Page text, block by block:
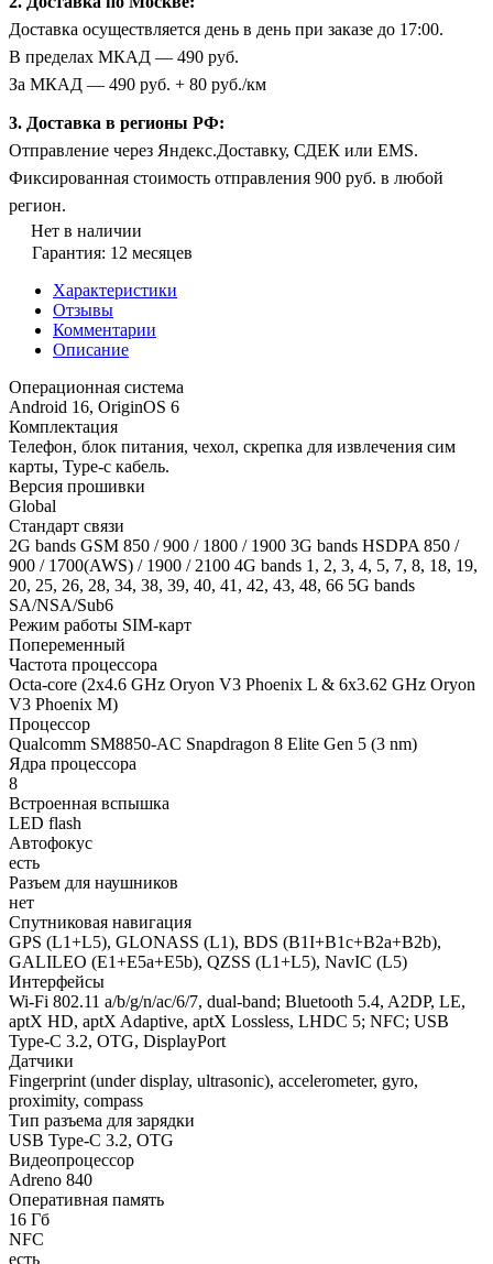
Доставка осуществляется день в день при заказе до 17:00.
В пределах МКАД — 490 руб.
За МКАД — 490 руб. + 80 руб./км
3. Доставка в регионы РФ:
Отправление через Яндекс.Доставку, СДЕК или EMS.
Фиксированная стоимость отправления 900 руб. в любой
регион.
Нет в наличии
Гарантия: 12 месяцев
Характеристики
Отзывы
Комментарии
Описание
Операционная система
Android 16, OriginOS 6
Комплектация
Телефон, блок питания, чехол, скрепка для извлечения сим
карты, Type-c кабель.
Версия прошивки
Global
Стандарт связи
2G bands GSM 850 / 900 / 1800 / 1900 3G bands HSDPA 850 /
900 / 1700(AWS) / 1900 / 2100 4G bands 1, 2, 3, 4, 5, 7, 8, 18, 19,
20, 25, 26, 28, 34, 38, 39, 40, 41, 42, 43, 48, 66 5G bands
SA/NSA/Sub6
Режим работы SIM-карт
Попеременный
Частота процессора
Octa-core (2x4.6 GHz Oryon V3 Phoenix L & 6x3.62 GHz Oryon
V3 Phoenix M)
Процессор
Qualcomm SM8850-AC Snapdragon 8 Elite Gen 5 (3 nm)
Ядра процессора
8
Встроенная вспышка
LED flash
Автофокус
есть
Разъем для наушников
нет
Спутниковая навигация
GPS (L1+L5), GLONASS (L1), BDS (B1I+B1c+B2a+B2b),
GALILEO (E1+E5a+E5b), QZSS (L1+L5), NavIC (L5)
Интерфейсы
Wi-Fi 802.11 a/b/g/n/ac/6/7, dual-band; Bluetooth 5.4, A2DP, LE,
aptX HD, aptX Adaptive, aptX Lossless, LHDC 5; NFC; USB
Type-C 3.2, OTG, DisplayPort
Датчики
Fingerprint (under display, ultrasonic), accelerometer, gyro,
proximity, compass
Тип разъема для зарядки
USB Type-C 3.2, OTG
Видеопроцессор
Adreno 840
Оперативная память
16 Гб
NFC
есть